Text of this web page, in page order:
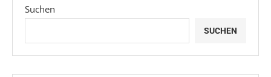
Suchen
SUCHEN